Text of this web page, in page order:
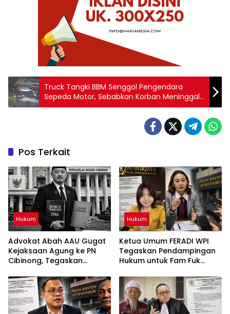
Truck Tangki BBM Senggol Pengendara
Sepeda Motor, Sebabkan Korban Meninggal
Ditempat
Pos Terkait
Hukum
Advokat Abah AAU Gugat
Kejaksaan Agung ke PN
Cibinong, Tegaskan
Hak Restitusi Korban
Hukum
Ketua Umum FERADI WPI
Tegaskan Pendampingan
Hukum untuk Fam Fuk
Berjalan, Hormati Proses
Penyidikan dan Hasil
Pemeriksaan BK